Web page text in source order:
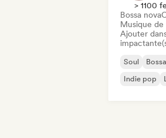
> 1100
Bossa nova
Musique de
Ajouter
Soul
Indie pop